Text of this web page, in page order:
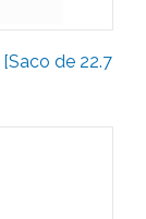
de 22.7